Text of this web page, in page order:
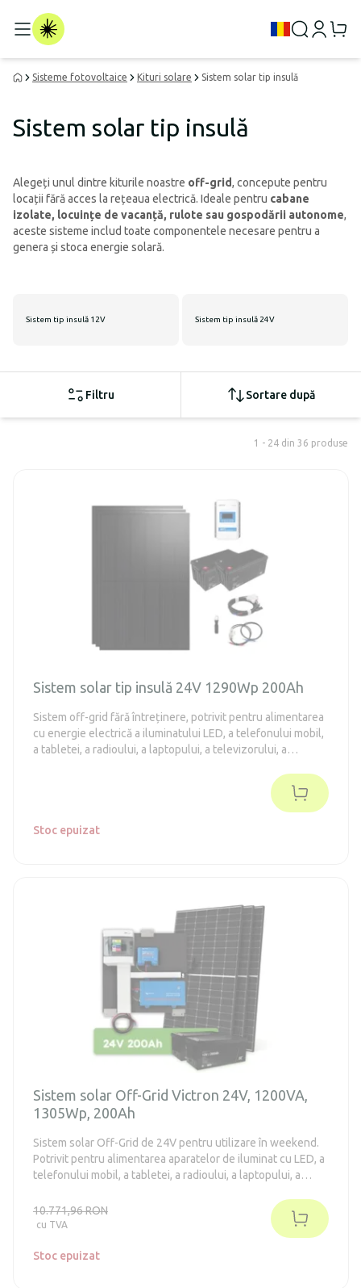
Sisteme fotovoltaice Kituri solare Sistem solar tip insulă
Sistem solar tip insulă
Alegeți unul dintre kiturile noastre off-grid, concepute pentru
locații fără acces la rețeaua electrică. Ideale pentru cabane
izolate, locuințe de vacanță, rulote sau gospodării autonome,
aceste sisteme includ toate componentele necesare pentru a
genera și stoca energie solară.
Sistem tip insulă 12V Sistem tip insulă 24V
Filtru Sortare după
1 - 24 din 36 produse
Sistem solar tip insulă 24V 1290Wp 200Ah
Sistem off-grid fără întreținere, potrivit pentru alimentarea
cu energie electrică a iluminatului LED, a telefonului mobil,
a tabletei, a radioului, a laptopului, a televizorului, a
Stoc epuizat
Sistem solar Off-Grid Victron 24V, 1200VA,
1305Wp, 200Ah
Sistem solar Off-Grid de 24V pentru utilizare în weekend.
Potrivit pentru alimentarea aparatelor de iluminat cu LED, a
telefonului mobil, a tabletei, a radioului, a laptopului, a
la 130 de litri (conform vechiului standard A++), a unei
pompe mai mici. Sistemul nu necesită întreținere.
10.771,96 RON
cu TVA
Stoc epuizat